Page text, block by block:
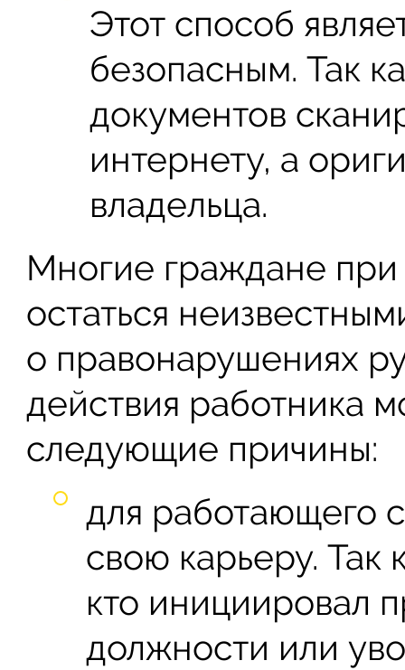
Этот способ
безопасным. Так
документов
интернету, а
владельца.
Многие граждане при
остаться
о правонарушениях
действия работника
следующие причины:
для работающего
свою карьеру. Так
кто инициировал
должности или